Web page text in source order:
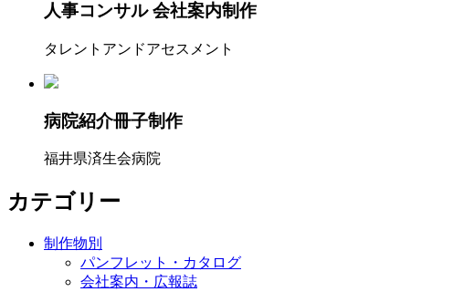
人事コンサル 会社案内制作
タレントアンドアセスメント
病院紹介冊子制作
福井県済生会病院
カテゴリー
制作物別
パンフレット・カタログ
会社案内・広報誌